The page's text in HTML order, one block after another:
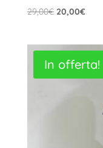
29,00€ Il
era:
29,00€.
20,00€Il
è:
In offerta!